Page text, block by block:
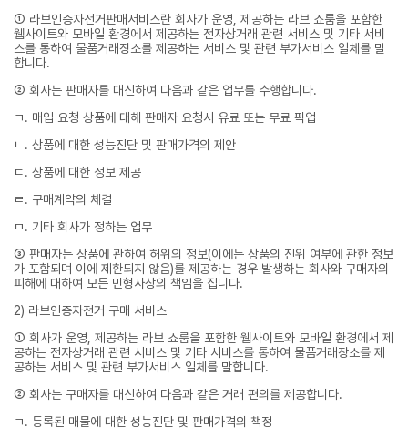
① 라브인증자전거판매서비스란 회사가 운영, 제공하는 라브 쇼룸을 포함한
웹사이트와 모바일 환경에서 제공하는 전자상거래 관련 서비스 및 기타 서비
스를 통하여 물품거래장소를 제공하는 서비스 및 관련 부가서비스 일체를 말
합니다.
② 회사는 판매자를 대신하여 다음과 같은 업무를 수행합니다.
ㄱ. 매입 요청 상품에 대해 판매자 요청시 유료 또는 무료 픽업
ㄴ. 상품에 대한 성능진단 및 판매가격의 제안
ㄷ. 상품에 대한 정보 제공
ㄹ. 구매계약의 체결
ㅁ. 기타 회사가 정하는 업무
③ 판매자는 상품에 관하여 허위의 정보(이에는 상품의 진위 여부에 관한 정보
가 포함되며 이에 제한되지 않음)를 제공하는 경우 발생하는 회사와 구매자의
피해에 대하여 모든 민형사상의 책임을 집니다.
2) 라브인증자전거 구매 서비스
① 회사가 운영, 제공하는 라브 쇼룸을 포함한 웹사이트와 모바일 환경에서 제
공하는 전자상거래 관련 서비스 및 기타 서비스를 통하여 물품거래장소를 제
공하는 서비스 및 관련 부가서비스 일체를 말합니다.
② 회사는 구매자를 대신하여 다음과 같은 거래 편의를 제공합니다.
ㄱ. 등록된 매물에 대한 성능진단 및 판매가격의 책정